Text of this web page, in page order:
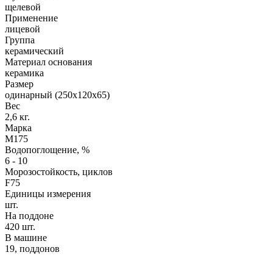
щелевой
Применение
лицевой
Группа
керамический
Материал основания
керамика
Размер
одинарный (250х120х65)
Вес
2,6 кг.
Марка
М175
Водопоглощение, %
6 - 10
Морозостойкость, циклов
F75
Единицы измерения
шт.
На поддоне
420 шт.
В машине
19, поддонов